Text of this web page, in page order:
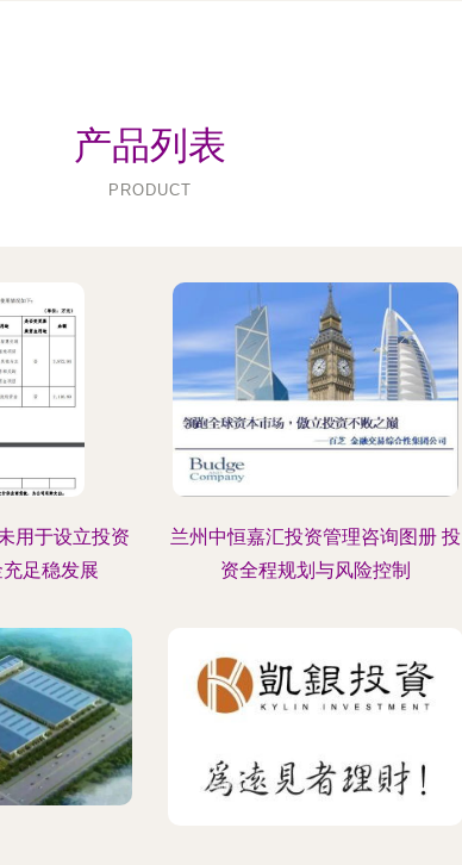
产品列表
PRODUCT
用于设立投资
足稳发展
兰州中恒嘉汇投资管理咨询图册 投
资全程规划与风险控制